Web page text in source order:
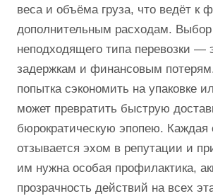
веса и объёма груза, что ведёт к
дополнительным расходам. Выбор
неподходящего типа перевозки —
задержкам и финансовым
попытка сэкономить на упаковке
может превратить быструю
бюрократическую эпопею. Каждая
отзывается эхом в репутации и
им нужна особая профилактика,
прозрачность действий на всех